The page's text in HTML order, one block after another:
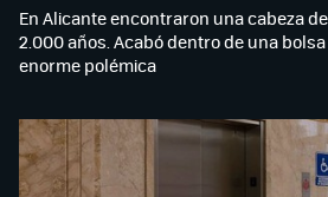
En Alicante encontraron una cabeza
2.000 años. Acabó dentro de una
enorme polémica